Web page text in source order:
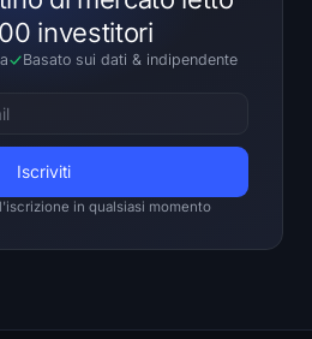
investitori
Basato sui dati & indipendente
in qualsiasi momento